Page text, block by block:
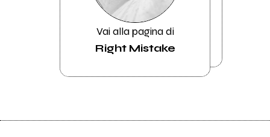
Vai alla pagina di
Right Mistake